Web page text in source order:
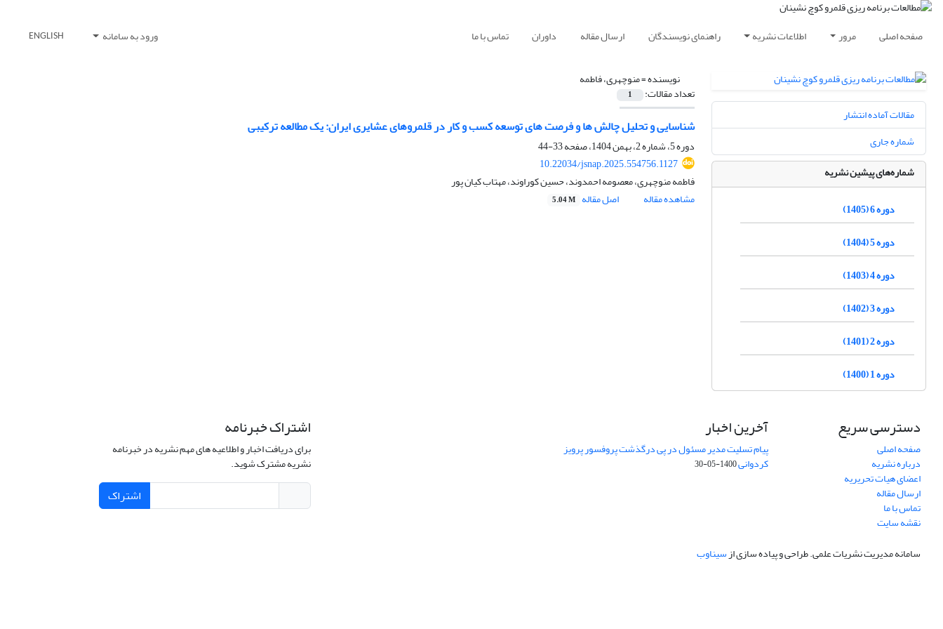
صفحه اصلی مرور اطلاعات نشریه راهنمای نویسندگان ارسال مقاله داوران تماس با ما ورود به سامانه ENGLISH
نویسنده =منوچهری، فاطمه
تعداد مقالات: 1
شناسایی و تحلیل چالش ها و فرصت های توسعه کسب و کار در قلمروهای عشایری ایران: یک مطالعه ترکیبی
دوره 5، شماره 2، بهمن 1404، صفحه
33-44
10.22034/jsnap.2025.554756.1127
فاطمه منوچهری، معصومه احمدوند، حسین کوراوند، مهتاب کیان پور
مشاهده مقاله
اصل مقاله 5.04 M
مقالات آماده انتشار
شماره جاری
شماره‌های پیشین نشریه
دوره 6 (1405)
دوره 5 (1404)
دوره 4 (1403)
دوره 3 (1402)
دوره 2 (1401)
دوره 1 (1400)
دسترسی سریع
صفحه اصلی
درباره نشریه
اعضای هیات تحریریه
ارسال مقاله
تماس با ما
نقشه سایت
آخرین اخبار
پیام تسلیت مدیر مسئول در پی درگذشت پروفسور پرویز
کردوانی1400-05-30
اشتراک خبرنامه
برای دریافت اخبار و اطلاعیه های مهم نشریه در خبرنامه
نشریه مشترک شوید.
اشتراک
سامانه مدیریت نشریات علمی.طراحی و پیاده سازی ازسیناوب